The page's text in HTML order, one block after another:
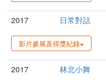
2017 日常對話
影片參展及得獎紀錄
2017 林北小舞